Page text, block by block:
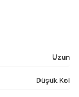
Uzun
Düşük Kol